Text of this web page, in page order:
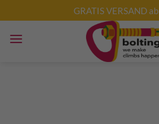
Inhalt
springen
GRATIS VERSAND ab